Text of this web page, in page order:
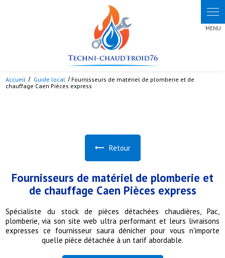
Accueil Guide local
Fournisseurs de matériel de plomberie et de
chauffage Caen Pièces express
Retour
Fournisseurs de matériel de plomberie et
de chauffage Caen Pièces express
Spécialiste du stock de pièces détachées chaudières, Pac,
plomberie, via son site web ultra performant et leurs livraisons
expresses ce fournisseur saura dénicher pour vous n'importe
quelle pièce détachée à un tarif abordable.